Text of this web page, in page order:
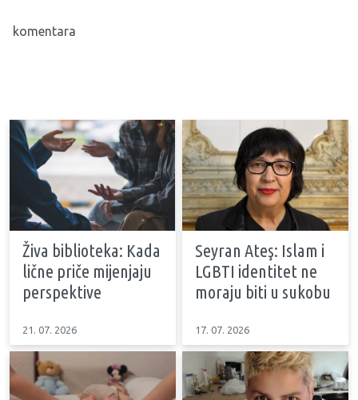
komentara
Živa biblioteka: Kada
lične priče mijenjaju
perspektive
21. 07. 2026
Seyran Ateş: Islam i
LGBTI identitet ne
moraju biti u sukobu
17. 07. 2026